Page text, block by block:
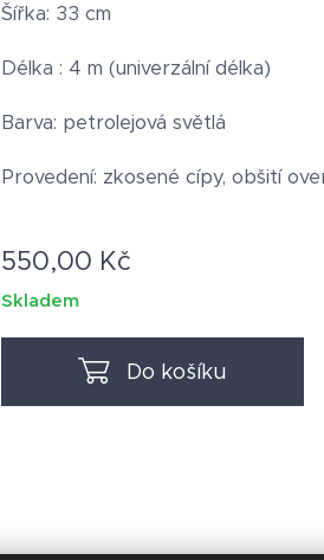
Šířka: 33 cm
Délka : 4 m (univerzální délka)
Barva: petrolejová světlá
Provedení: zkosené cípy, obšití
550,00 Kč
Skladem
Do košíku